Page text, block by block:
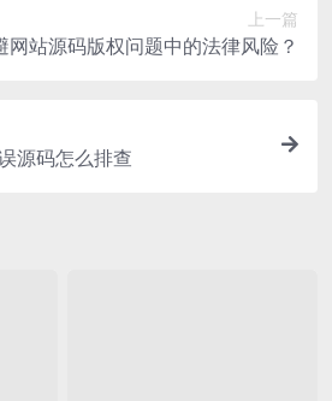
上一篇
网站源码版权问题中的法律风险？
源码怎么排查